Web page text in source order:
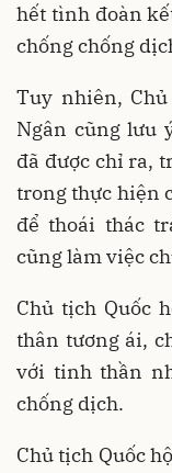
hết tình đoàn
chống chống
Tuy nhiên,
Ngân cũng lưu
đã được chỉ ra,
trong thực hiện
để thoái thác
cũng làm việc
Chủ tịch Quốc
thân tương ái,
với tinh thần
chống dịch.
Chủ tịch Quốc